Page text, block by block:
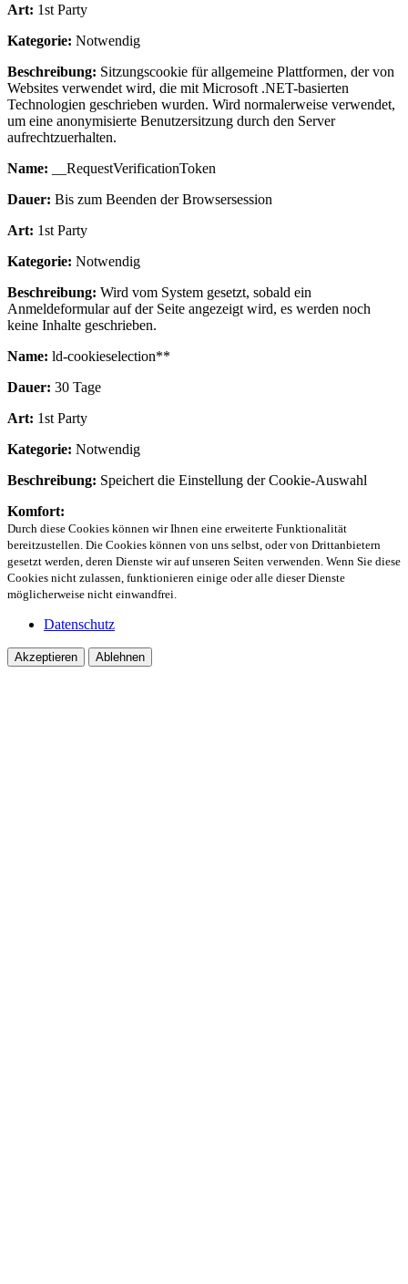
Art: 1st Party
Kategorie: Notwendig
Beschreibung: Sitzungscookie für allgemeine Plattformen, der von
Websites verwendet wird, die mit Microsoft .NET-basierten
Technologien geschrieben wurden. Wird normalerweise verwendet,
um eine anonymisierte Benutzersitzung durch den Server
aufrechtzuerhalten.
Name: __RequestVerificationToken
Dauer: Bis zum Beenden der Browsersession
Art: 1st Party
Kategorie: Notwendig
Beschreibung: Wird vom System gesetzt, sobald ein
Anmeldeformular auf der Seite angezeigt wird, es werden noch
keine Inhalte geschrieben.
Name: ld-cookieselection**
Dauer: 30 Tage
Art: 1st Party
Kategorie: Notwendig
Beschreibung: Speichert die Einstellung der Cookie-Auswahl
Komfort:
Durch diese Cookies können wir Ihnen eine erweiterte Funktionalität
bereitzustellen. Die Cookies können von uns selbst, oder von Drittanbietern
gesetzt werden, deren Dienste wir auf unseren Seiten verwenden. Wenn Sie diese
Cookies nicht zulassen, funktionieren einige oder alle dieser Dienste
möglicherweise nicht einwandfrei.
Datenschutz
Akzeptieren Ablehnen